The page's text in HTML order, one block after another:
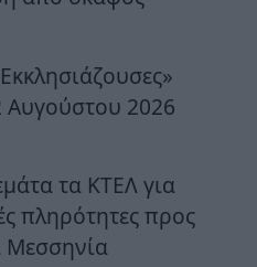
Αυγούστου 2026
τα ΚΤΕΛ για
πληρότητες προς
Μεσσηνία